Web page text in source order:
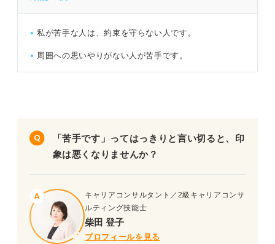
私が苦手な人は、約束を守らない人です。
周囲への思いやりがない人が苦手です。
「苦手です」ってはっきりと言い切ると、印
象は悪くなりませんか？
キャリアコンサルタント／2級キャリアコンサ
ルティング技能士
柴田 登子
プロフィールを見る